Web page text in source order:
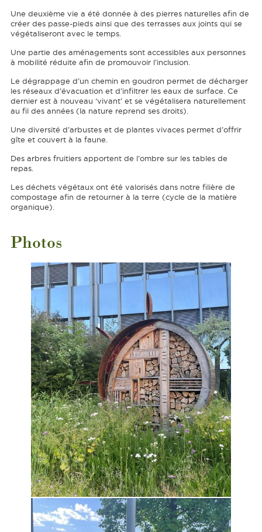
Une deuxième vie a été donnée à des pierres naturelles afin de
créer des passe-pieds ainsi que des terrasses aux joints qui se
végétaliseront avec le temps.
Une partie des aménagements sont accessibles aux personnes
à mobilité réduite afin de promouvoir l’inclusion.
Le dégrappage d’un chemin en goudron permet de décharger
les réseaux d’évacuation et d’infiltrer les eaux de surface. Ce
dernier est à nouveau ‘vivant’ et se végétalisera naturellement
au fil des années (la nature reprend ses droits).
Une diversité d’arbustes et de plantes vivaces permet d’offrir
gîte et couvert à la faune.
Des arbres fruitiers apportent de l’ombre sur les tables de
repas.
Les déchets végétaux ont été valorisés dans notre filière de
compostage afin de retourner à la terre (cycle de la matière
organique).
Photos